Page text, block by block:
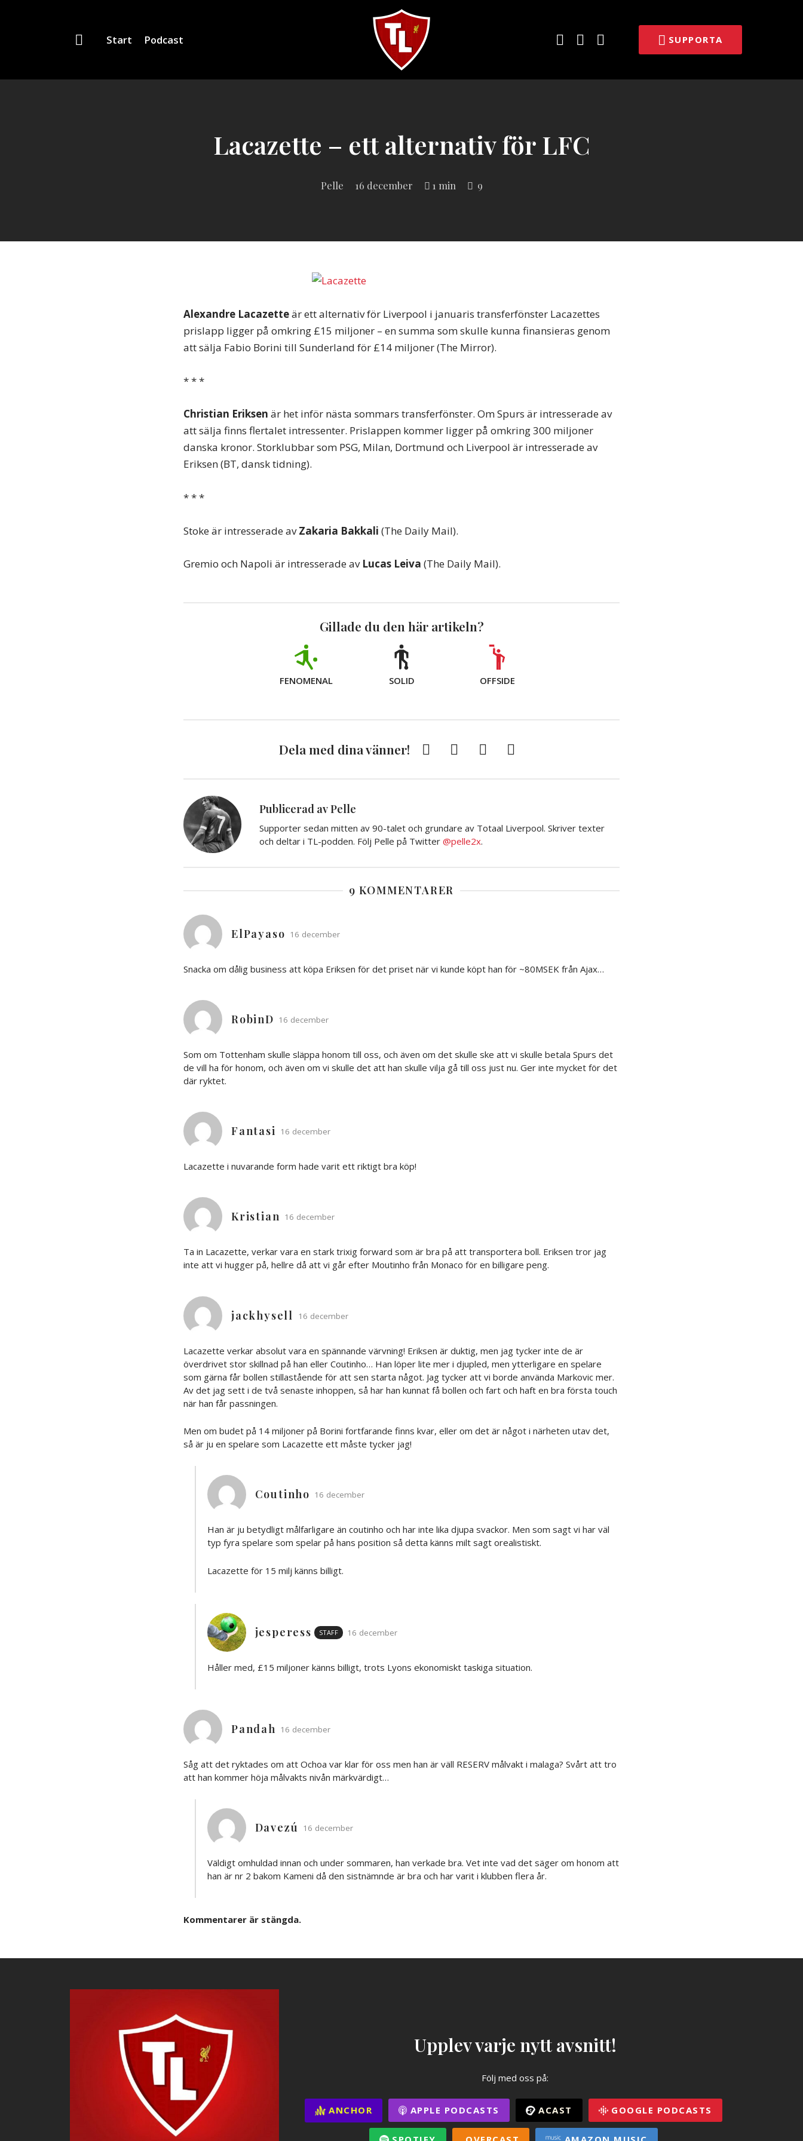
Sveriges
Start Podcast E-
post
FacebookTwitter SUPPORTA
Lacazette – ett alternativ för LFC
Pelle 16 december 1 min 9
Alexandre Lacazetteär ett alternativ för Liverpool i januaris transferfönster Lacazettes
prislapp ligger på omkring £15 miljoner – en summa som skulle kunna finansieras genom
att sälja Fabio Borini till Sunderland för £14 miljoner (The Mirror).
* * *
Christian Eriksen är het inför nästa sommars transferfönster. Om Spurs är intresserade av
att sälja finns flertalet intressenter. Prislappen kommer ligger på omkring 300 miljoner
danska kronor. Storklubbar som PSG, Milan, Dortmund och Liverpool är intresserade av
Eriksen (BT, dansk tidning).
* * *
Stoke är intresserade avZakaria Bakkali (The Daily Mail).
Gremio och Napoli är intresserade avLucas Leiva (The Daily Mail).
Gillade du den här artikeln?
FENOMENAL SOLID OFFSIDE
Dela med dina vänner! FacebookTwitterE-
post
Publicerad av Pelle
Supporter sedan mitten av 90-talet och grundare av Totaal Liverpool. Skriver texter
och deltar i TL-podden. Följ Pelle på Twitter @pelle2x.
9 KOMMENTARER
ElPayaso 16 december
Snacka om dålig business att köpa Eriksen för det priset när vi kunde köpt han för ~80MSEK från Ajax…
RobinD 16 december
Som om Tottenham skulle släppa honom till oss, och även om det skulle ske att vi skulle betala Spurs det
de vill ha för honom, och även om vi skulle det att han skulle vilja gå till oss just nu. Ger inte mycket för det
där ryktet.
Fantasi 16 december
Lacazette i nuvarande form hade varit ett riktigt bra köp!
Kristian 16 december
Ta in Lacazette, verkar vara en stark trixig forward som är bra på att transportera boll. Eriksen tror jag
inte att vi hugger på, hellre då att vi går efter Moutinho från Monaco för en billigare peng.
jackhysell 16 december
Lacazette verkar absolut vara en spännande värvning! Eriksen är duktig, men jag tycker inte de är
överdrivet stor skillnad på han eller Coutinho… Han löper lite mer i djupled, men ytterligare en spelare
som gärna får bollen stillastående för att sen starta något. Jag tycker att vi borde använda Markovic mer.
Av det jag sett i de två senaste inhoppen, så har han kunnat få bollen och fart och haft en bra första touch
när han får passningen.
Men om budet på 14 miljoner på Borini fortfarande finns kvar, eller om det är något i närheten utav det,
så är ju en spelare som Lacazette ett måste tycker jag!
Coutinho 16 december
Han är ju betydligt målfarligare än coutinho och har inte lika djupa svackor. Men som sagt vi har väl
typ fyra spelare som spelar på hans position så detta känns milt sagt orealistiskt.
Lacazette för 15 milj känns billigt.
jesperess STAFF 16 december
Håller med, £15 miljoner känns billigt, trots Lyons ekonomiskt taskiga situation.
Pandah 16 december
Såg att det ryktades om att Ochoa var klar för oss men han är väll RESERV målvakt i malaga? Svårt att tro
att han kommer höja målvakts nivån märkvärdigt…
Davezú 16 december
Väldigt omhuldad innan och under sommaren, han verkade bra. Vet inte vad det säger om honom att
han är nr 2 bakom Kameni då den sistnämnde är bra och har varit i klubben flera år.
Kommentarer är stängda.
Upplev varje nytt avsnitt!
Följ med oss på:
ANCHOR APPLE PODCASTS ACAST GOOGLE PODCASTS